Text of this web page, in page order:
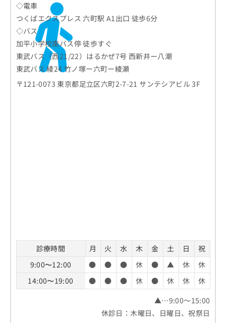
◇電車
つくばエクスプレス 六町駅 A1出口 徒歩6分
◇バス
加平小学校南バス停 徒歩すぐ
東武バス（西21/22）はるかぜ7号 西新井ー八潮
東武バス 綾24 竹ノ塚ー六町ー綾瀬
〒121-0073 東京都足立区六町2-7-21 サンテシアビル 3F
診療時間 月 火 水 木 金 土 日
祝
9:00〜12:00
● ● ● 休 ● ▲ 休
休
14:00〜19:00
● ● ● 休 ● 休 休
休
▲…9:00～15:00
休診日：木曜日、日曜日、祝祭日